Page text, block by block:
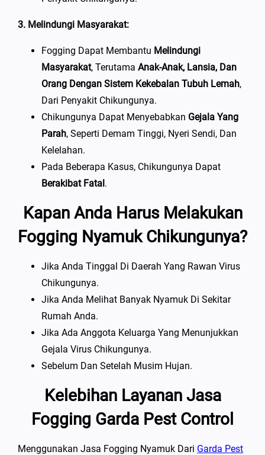
3. Melindungi Masyarakat:
Fogging Dapat Membantu Melindungi
Masyarakat, Terutama Anak-Anak, Lansia, Dan
Orang Dengan Sistem Kekebalan Tubuh Lemah,
Dari Penyakit Chikungunya.
Chikungunya Dapat Menyebabkan Gejala Yang
Parah, Seperti Demam Tinggi, Nyeri Sendi, Dan
Kelelahan.
Pada Beberapa Kasus, Chikungunya Dapat
Berakibat Fatal.
Kapan Anda Harus Melakukan
Fogging Nyamuk Chikungunya?
Jika Anda Tinggal Di Daerah Yang Rawan Virus
Chikungunya.
Jika Anda Melihat Banyak Nyamuk Di Sekitar
Rumah Anda.
Jika Ada Anggota Keluarga Yang Menunjukkan
Gejala Virus Chikungunya.
Sebelum Dan Setelah Musim Hujan.
Kelebihan Layanan Jasa
Fogging Garda Pest Control
Menggunakan Jasa Fogging Nyamuk Dari Garda Pest